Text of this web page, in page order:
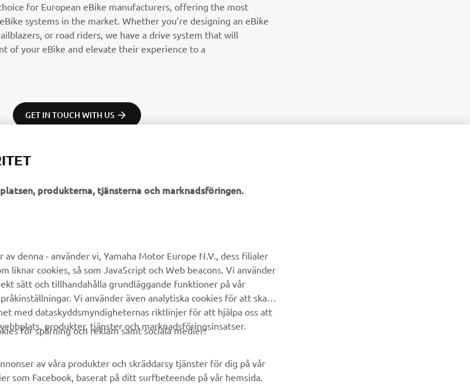
for European eBike manufacturers, offering the most
systems in the market. Whether you’re designing an eBike
or road riders, we have a drive system that will
of your eBike and elevate their experience to a
GET IN TOUCH WITH US
Global
Reservdelskatalog
Yamaha-återförsäljare
Hantering av avfall från
batterier
nyheterna och mycket mer
Läs vår integritetspolicy för att ta reda på hur vi behandlar dina
produkterna, tjänsterna och marknadsföringen.
denna - använder vi, Yamaha Motor Europe N.V., dess filialer
liknar cookies, så som JavaScript och Web beacons. Vi använder
sätt och tillhandahålla grundläggande funktioner på vår
Vi använder även analytiska cookies för att skapa
med dataskyddsmyndigheternas riktlinjer för att hjälpa oss att
produkter, tjänster och marknadsföringsinsatser.
för spårning och reklam samt sociala medier:
av våra produkter och skräddarsy tjänster för dig på vår
som Facebook, baserat på ditt surfbeteende på vår hemsida.